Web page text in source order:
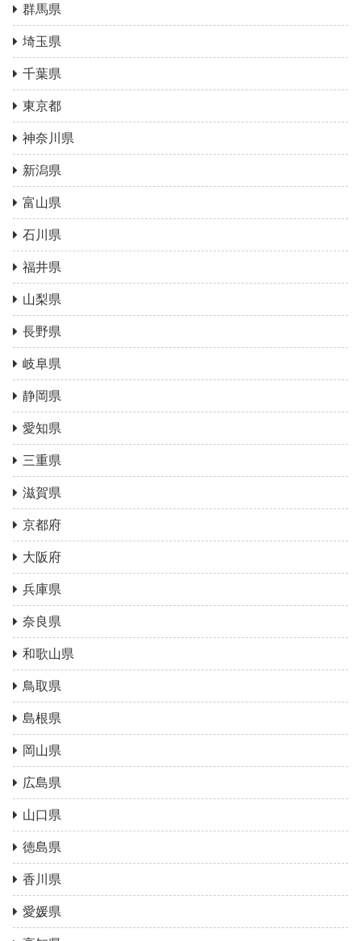
群馬県
埼玉県
千葉県
東京都
神奈川県
新潟県
富山県
石川県
福井県
山梨県
長野県
岐阜県
静岡県
愛知県
三重県
滋賀県
京都府
大阪府
兵庫県
奈良県
和歌山県
鳥取県
島根県
岡山県
広島県
山口県
徳島県
香川県
愛媛県